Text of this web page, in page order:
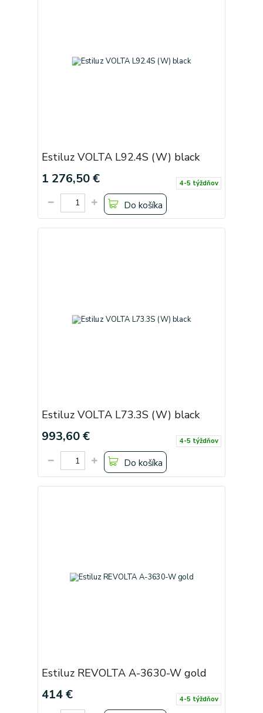
Estiluz VOLTA L92.4S (W) black
1 276,50 € 4-5 týždňov
Do košíka
Estiluz VOLTA L73.3S (W) black
993,60 € 4-5 týždňov
Do košíka
Estiluz REVOLTA A-3630-W gold
414 € 4-5 týždňov